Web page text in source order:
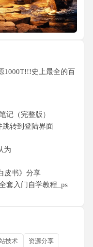
1000T!!!史上最全的百
记（完整版）
转到登陆界面
为
皮书》分享
套入门自学教程_ps
技术 资源分享